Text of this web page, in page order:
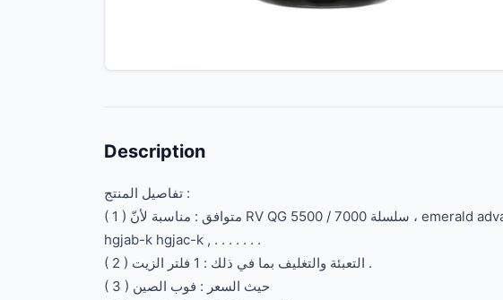
Description
تفاصيل المنتج :
( 1 ) متوافق : مناسبة لأنّ RV QG 5500 / 7000 سلسلة ، emerald advantage ، ماركيز الذهب الأبيض ، مولد نموذج hgjaa-k ،
hgjab-k hgjac-k , . . . . . . .
( 2 ) التعبئة والتغليف بما في ذلك : 1 فلتر الزيت .
( 3 ) حيث السعر : فوب الصين